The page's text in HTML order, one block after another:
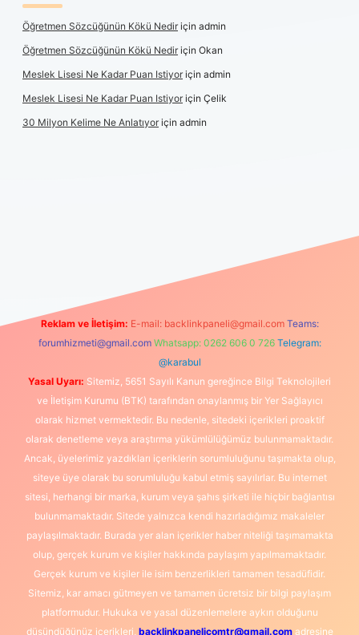
Öğretmen Sözcüğünün Kökü Nediriçin admin
Öğretmen Sözcüğünün Kökü Nediriçin Okan
Meslek Lisesi Ne Kadar Puan Istiyoriçin admin
Meslek Lisesi Ne Kadar Puan Istiyoriçin Çelik
30 Milyon Kelime Ne Anlatıyoriçin admin
elexbetgiris.org
Reklam ve İletişim: E-mail: backlinkpaneli@gmail.com Teams:
forumhizmeti@gmail.com Whatsapp: 0262 606 0 726 Telegram:
@karabul
Yasal Uyarı: Sitemiz, 5651 Sayılı Kanun gereğince Bilgi Teknolojileri
ve İletişim Kurumu (BTK) tarafından onaylanmış bir Yer Sağlayıcı
olarak hizmet vermektedir. Bu nedenle, sitedeki içerikleri proaktif
olarak denetleme veya araştırma yükümlülüğümüz bulunmamaktadır.
Ancak, üyelerimiz yazdıkları içeriklerin sorumluluğunu taşımakta olup,
siteye üye olarak bu sorumluluğu kabul etmiş sayılırlar. Bu internet
sitesi, herhangi bir marka, kurum veya şahıs şirketi ile hiçbir bağlantısı
bulunmamaktadır. Sitede yalnızca kendi hazırladığımız makaleler
paylaşılmaktadır. Burada yer alan içerikler haber niteliği taşımamakta
olup, gerçek kurum ve kişiler hakkında paylaşım yapılmamaktadır.
Gerçek kurum ve kişiler ile isim benzerlikleri tamamen tesadüfidir.
Sitemiz, kar amacı gütmeyen ve tamamen ücretsiz bir bilgi paylaşım
platformudur. Hukuka ve yasal düzenlemelere aykırı olduğunu
düşündüğünüz içerikleri, backlinkpanelicomtr@gmail.comadresine